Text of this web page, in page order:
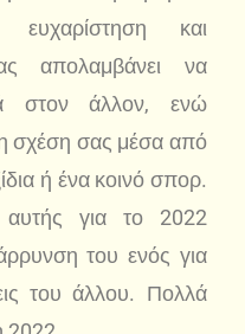
και
απολαμβάνει να
στον άλλον, ενώ
σχέση σας μέσα από
ή ένα κοινό σπορ.
για το 2022
του ενός για
του άλλου. Πολλά